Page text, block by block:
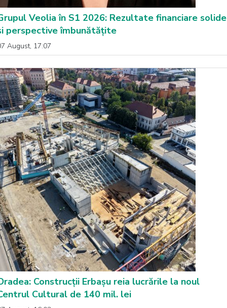
Veolia în S1 2026: Rezultate financiare solide
perspective îmbunătățite
August, 17:07
Construcții Erbașu reia lucrările la noul
Cultural de 140 mil. lei